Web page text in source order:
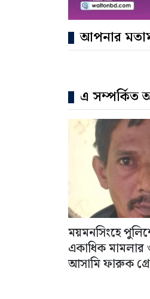
আপনার
এ
ময়মনসিংহে
একাধিক মামলার
আসামি ফারুক